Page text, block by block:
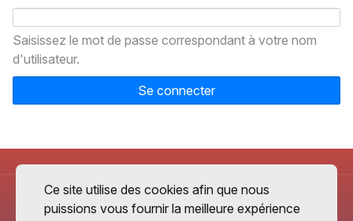
Saisissez le mot de passe correspondant à votre nom
d'utilisateur.
Se connecter
Ce site utilise des cookies afin que nous
puissions vous fournir la meilleure expérience